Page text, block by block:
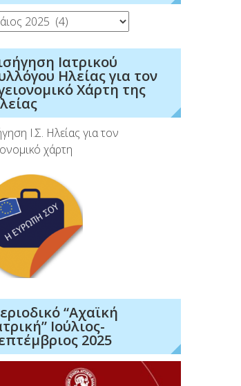
Ιατρικού
Ηλείας για τον
Χάρτη της
Ι.Σ. Ηλείας για τον
χάρτη
“Αχαϊκή
Ιούλιος-
2025